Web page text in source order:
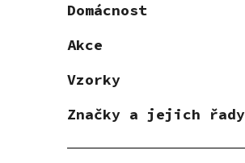
Domácnost
Akce
Vzorky
Značky a jejich řady